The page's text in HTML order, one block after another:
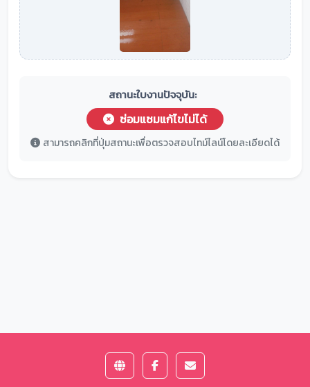
สถานะใบงานปัจจุบัน:
ซ่อมแซมแก้ไขไม่ได้
สามารถคลิกที่ปุ่มสถานะเพื่อตรวจสอบไทม์ไลน์โดยละเอียดได้